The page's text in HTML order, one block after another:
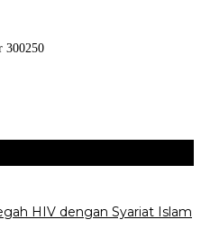
HIV dengan Syariat Islam